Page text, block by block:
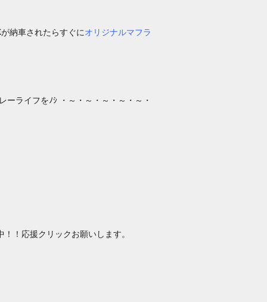
が納車されたらすぐにオリジナルマフラ
ライフをﾉｼ ・～・～・～・～・～・
！応援クリックお願いします。